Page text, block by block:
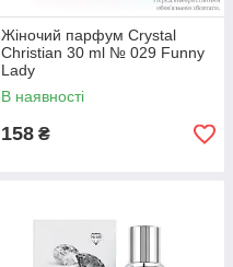
Жіночий парфум Crystal
Christian 30 ml № 029 Funny
Lady
В наявності
158 ₴